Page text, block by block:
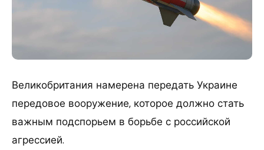
Великобритания намерена передать Украине
передовое вооружение, которое должно стать
важным подспорьем в борьбе с российской
агрессией.